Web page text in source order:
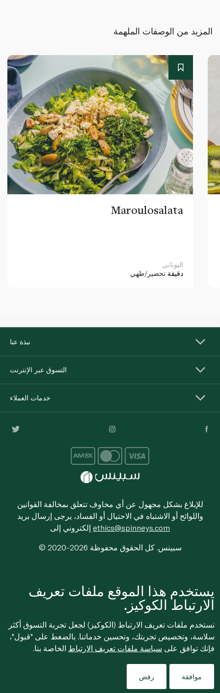
المزيد من الوصفات الملهمة
Maroulosalata
اليوناني
دقيقة تحضير/طهي
نبذة عنا
التسوق عبر الإنترنت
خدمات العملاء
للإبلاغ بشكل مجهول عن أي مخاوف تتعلق بمخالفة القوانين
واللوائح أو الاشتباه في الاحتيال أو الفساد، يرجى إرسال بريد
ethics@spinneys.com
© 2020-2026 سبينس. كل الحقوق محفوظة
يستخدم هذا الموقع ملفات تعريف
الارتباط الكوكيز.
نستخدم ملفات تعريف الارتباط (الكوكيز) لجعل تجربة التسوق أكثر
سلاسة، وتخصيص تجربتك، وتحسين خدماتنا. بالضغط على "قبول"،
فإنك توافق على سياسة ملفات تعريف الارتباط الخاصة بنا.
موافقة رفض